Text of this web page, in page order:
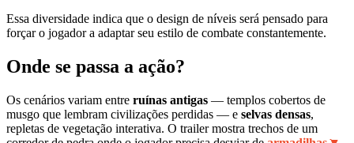
Essa diversidade indica que o design de níveis será pensado para
forçar o jogador a adaptar seu estilo de combate constantemente.
Onde se passa a ação?
Os cenários variam entre ruínas antigas — templos cobertos de
musgo que lembram civilizações perdidas — e selvas densas,
repletas de vegetação interativa. O trailer mostra trechos de um